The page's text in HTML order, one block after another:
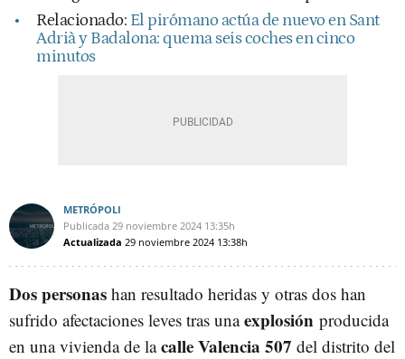
Relacionado: El pirómano actúa de nuevo en Sant
Adrià y Badalona: quema seis coches en cinco
minutos
METRÓPOLI
Publicada 29 noviembre 2024 13:35h
Actualizada 29 noviembre 2024 13:38h
Dos personas han resultado heridas y otras dos han
sufrido afectaciones leves tras unaexplosión producida
en una vivienda de lacalle Valencia 507 del distrito del